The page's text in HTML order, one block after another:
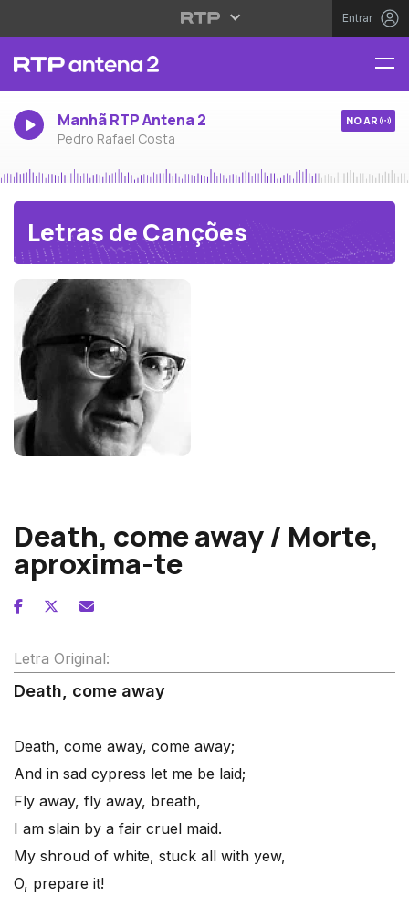
Entrar
Manhã RTP Antena 2
Pedro Rafael Costa
NO AR
Letras de Canções
Death, come away / Morte,
aproxima-te
Letra Original:
Death, come away
Death, come away, come away;
And in sad cypress let me be laid;
Fly away, fly away, breath,
I am slain by a fair cruel maid.
My shroud of white, stuck all with yew,
O, prepare it!